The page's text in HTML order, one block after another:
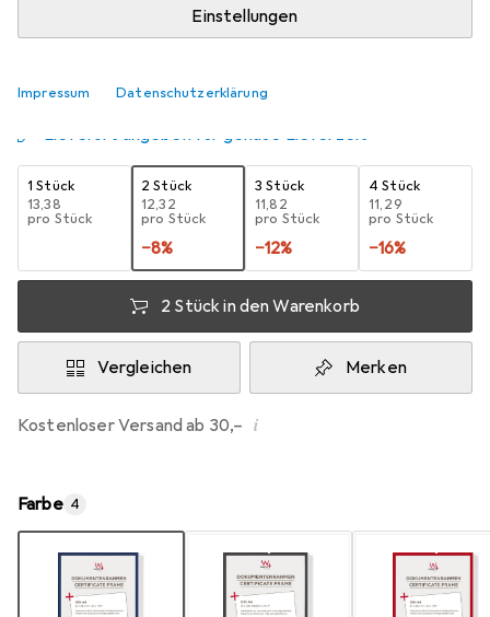
Einstellungen
Impressum Datenschutzerklärung
Zwischen Fr, 14.8. und Fr, 21.8. geliefert
Mehr als 10 Stück an Lager beim Lieferanten
Lieferort angeben für genaue Lieferzeit
1 Stück
EUR
13,38
pro Stück
2 Stück
EUR
12,32
pro Stück
−8%
3 Stück
EUR
11,82
pro Stück
−12%
4 Stück
EUR
11,29
pro Stück
−16%
2 Stück in den Warenkorb
Vergleichen Merken
Kostenloser Versand ab 30,– i
Farbe 4